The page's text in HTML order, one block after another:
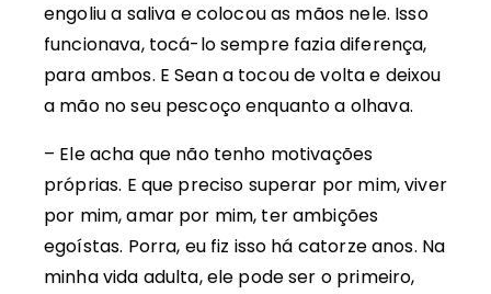
engoliu a saliva e colocou as mãos nele. Isso
funcionava, tocá-lo sempre fazia diferença,
para ambos. E Sean a tocou de volta e deixou
a mão no seu pescoço enquanto a olhava.
– Ele acha que não tenho motivações
próprias. E que preciso superar por mim, viver
por mim, amar por mim, ter ambições
egoístas. Porra, eu fiz isso há catorze anos. Na
minha vida adulta, ele pode ser o primeiro,